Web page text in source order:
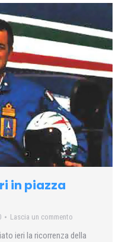
in piazza
Lascia un commento
ieri la ricorrenza della